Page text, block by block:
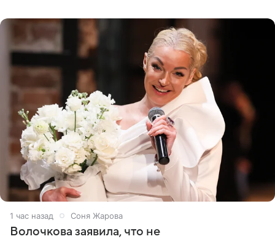
1 час назад Соня Жарова
Волочкова заявила, что не